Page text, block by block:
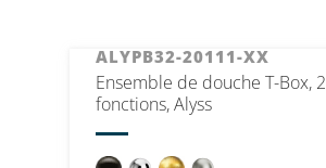
ALYPB32-20111-XX
Ensemble de douche T-Box, 2
fonctions, Alyss